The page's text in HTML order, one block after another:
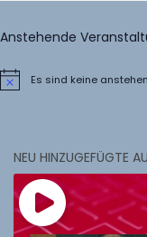
Anstehende
HinweisEs sind keine
NEU HINZUGEFÜGTE